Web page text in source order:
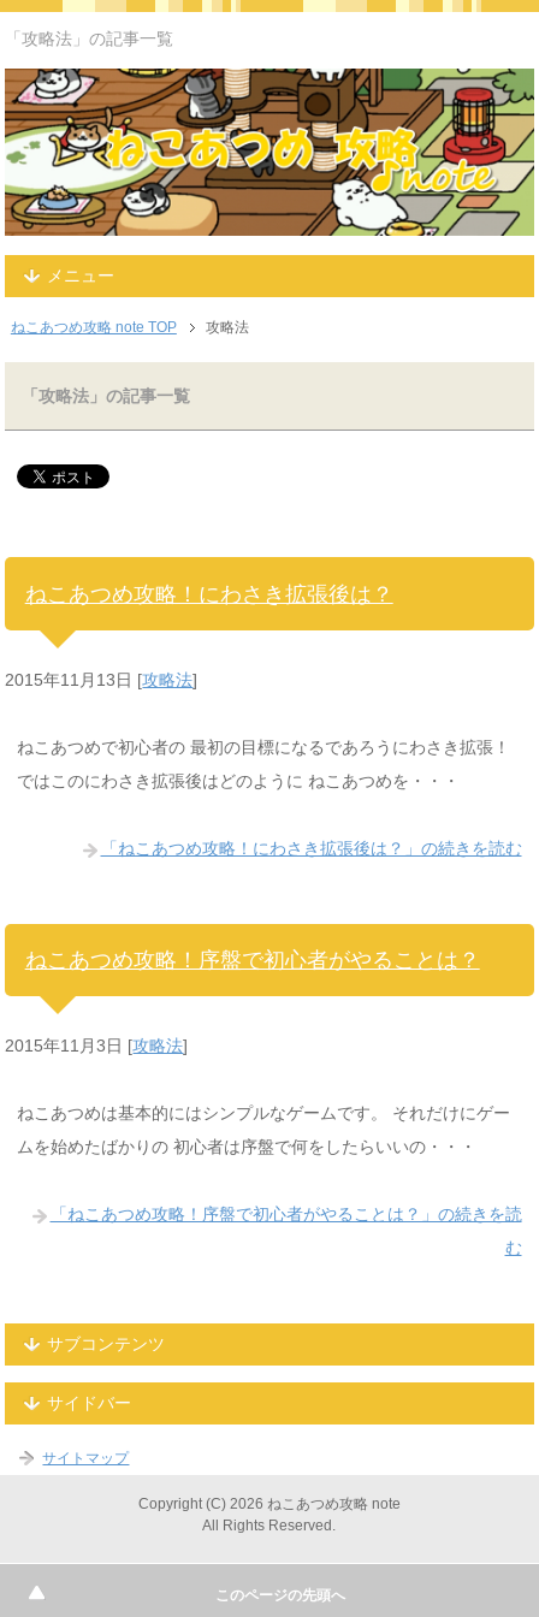
「攻略法」の記事一覧
メニュー
ねこあつめ攻略 note TOP 攻略法
「攻略法」の記事一覧
ねこあつめ攻略！にわさき拡張後は？
2015年11月13日 [攻略法]
ねこあつめで初心者の 最初の目標になるであろうにわさき拡張！
ではこのにわさき拡張後はどのように ねこあつめを・・・
「ねこあつめ攻略！にわさき拡張後は？」の続きを読む
ねこあつめ攻略！序盤で初心者がやることは？
2015年11月3日 [攻略法]
ねこあつめは基本的にはシンプルなゲームです。 それだけにゲー
ムを始めたばかりの 初心者は序盤で何をしたらいいの・・・
「ねこあつめ攻略！序盤で初心者がやることは？」の続きを読
む
サブコンテンツ
サイドバー
サイトマップ
Copyright (C) 2026 ねこあつめ攻略 note
All Rights Reserved.
このページの先頭へ